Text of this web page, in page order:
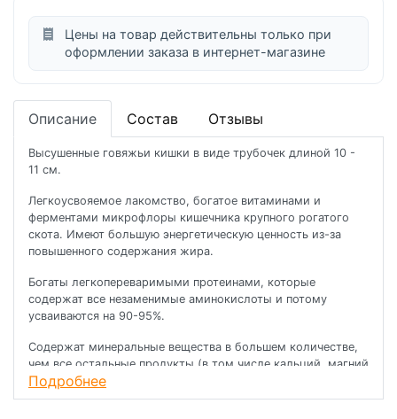
Цены на товар действительны только при
оформлении заказа в интернет-магазине
Описание Состав Отзывы
Высушенные говяжьи кишки в виде трубочек длиной 10 -
11 см.
Легкоусвояемое лакомство, богатое витаминами и
ферментами микрофлоры кишечника крупного рогатого
скота. Имеют большую энергетическую ценность из-за
повышенного содержания жира.
Богаты легкопереваримыми протеинами, которые
содержат все незаменимые аминокислоты и потому
усваиваются на 90-95%.
Содержат минеральные вещества в большем количестве,
чем все остальные продукты (в том числе кальций, магний
и фосфор), жирорастворимые витамины, а также
водорастворимые витамины
Подробнее